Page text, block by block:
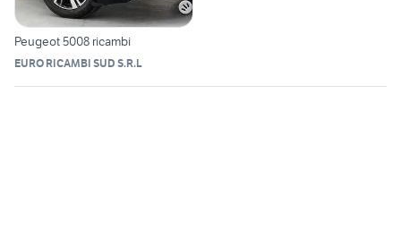
Peugeot 5008 ricambi
EURO RICAMBI SUD S.R.L